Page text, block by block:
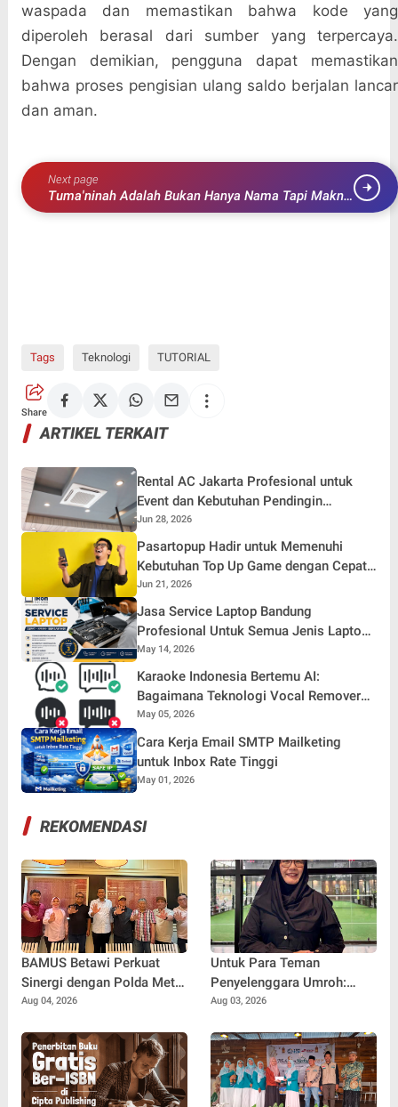
waspada dan memastikan bahwa kode yang
diperoleh berasal dari sumber yang terpercaya.
Dengan demikian, pengguna dapat memastikan
bahwa proses pengisian ulang saldo berjalan lancar
dan aman.
Next page
Tuma'ninah Adalah Bukan Hanya Nama Tapi Makna
Mendalam dalam Kehidupan Muslim
Tags Teknologi TUTORIAL
Share
ARTIKEL TERKAIT
Rental AC Jakarta Profesional untuk
Event dan Kebutuhan Pendingin
Ruangan
Jun 28, 2026
Pasartopup Hadir untuk Memenuhi
Kebutuhan Top Up Game dengan Cepat
dan Aman
Jun 21, 2026
Jasa Service Laptop Bandung
Profesional Untuk Semua Jenis Laptop
Rusak
May 14, 2026
Karaoke Indonesia Bertemu AI:
Bagaimana Teknologi Vocal Remover
Mengubah Tradisi Bernyanyi Kita
May 05, 2026
Cara Kerja Email SMTP Mailketing
untuk Inbox Rate Tinggi
May 01, 2026
REKOMENDASI
BAMUS Betawi Perkuat
Sinergi dengan Polda Metro
Jaya, Tegaskan Komitmen
Damai, dan Kondusif Jelang
HUT ke-81 Republik
Indonesia
Aug 04, 2026
Untuk Para Teman
Penyelenggara Umroh:
Jangan Sampai Tertipu
Aug 03, 2026